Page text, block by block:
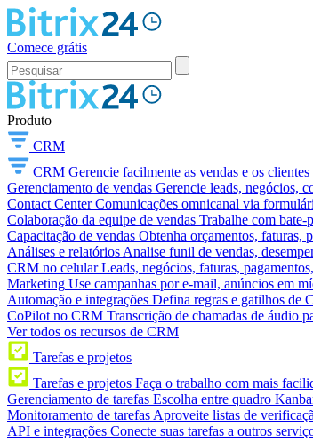
Comece grátis
Produto
CRM
CRM Gerencie facilmente as vendas e os clientes
Gerenciamento de vendas Gerencie leads, negócios,
Contact Center Comunicações omnicanal via
Colaboração da equipe de vendas Trabalhe com bate-
Capacitação de vendas Obtenha orçamentos, faturas,
Análises e relatórios Analise funil de vendas,
CRM no celular Leads, negócios, faturas,
Marketing Use campanhas por e-mail, anúncios em
Automação e integrações Defina regras e gatilhos de
CoPilot no CRM Transcrição de chamadas de áudio
Ver todos os recursos de CRM
Tarefas e projetos
Tarefas e projetos Faça o trabalho com mais
Gerenciamento de tarefas Escolha entre quadro
Monitoramento de tarefas Aproveite listas de
API e integrações Conecte suas tarefas a outros